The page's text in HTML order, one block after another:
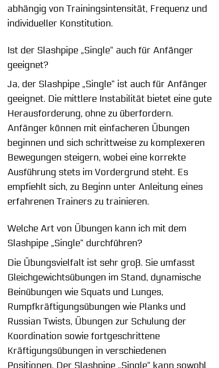
abhängig von Trainingsintensität, Frequenz und
individueller Konstitution.
Ist der Slashpipe „Single“ auch für Anfänger
geeignet?
Ja, der Slashpipe „Single“ ist auch für Anfänger
geeignet. Die mittlere Instabilität bietet eine gute
Herausforderung, ohne zu überfordern.
Anfänger können mit einfacheren Übungen
beginnen und sich schrittweise zu komplexeren
Bewegungen steigern, wobei eine korrekte
Ausführung stets im Vordergrund steht. Es
empfiehlt sich, zu Beginn unter Anleitung eines
erfahrenen Trainers zu trainieren.
Welche Art von Übungen kann ich mit dem
Slashpipe „Single“ durchführen?
Die Übungsvielfalt ist sehr groß. Sie umfasst
Gleichgewichtsübungen im Stand, dynamische
Beinübungen wie Squats und Lunges,
Rumpfkräftigungsübungen wie Planks und
Russian Twists, Übungen zur Schulung der
Koordination sowie fortgeschrittene
Kräftigungsübungen in verschiedenen
Positionen. Der Slashpipe „Single“ kann sowohl